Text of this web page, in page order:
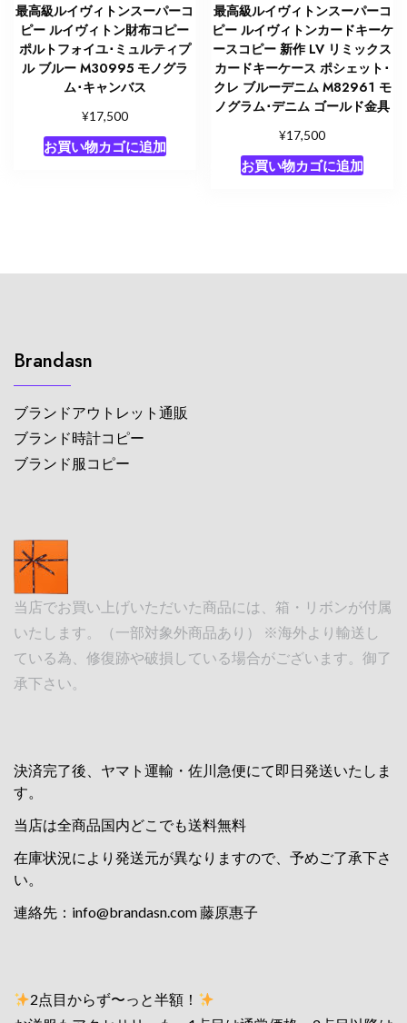
最高級ルイヴィトンスーパーコ
ピー ルイヴィトン財布コピー
ポルトフォイユ･ミュルティプ
ル ブルー M30995 モノグラ
ム･キャンバス
¥17,500
お買い物カゴに追加
最高級ルイヴィトンスーパーコ
ピー ルイヴィトンカードキーケ
ースコピー 新作 LV リミックス
カードキーケース ポシェット･
クレ ブルーデニム M82961 モ
ノグラム･デニム ゴールド金具
¥17,500
お買い物カゴに追加
Brandasn
ブランドアウトレット通販
ブランド時計コピー
ブランド服コピー
当店でお買い上げいただいた商品には、箱・リボンが付属
いたします。（一部対象外商品あり） ※海外より輸送し
ている為、修復跡や破損している場合がございます。御了
承下さい。
決済完了後、ヤマト運輸・佐川急便にて即日発送いたしま
す。
当店は全商品国内どこでも送料無料
在庫状況により発送元が異なりますので、予めご了承下さ
い。
連絡先： info@brandasn.com藤原惠子
2点目からず〜っと半額！